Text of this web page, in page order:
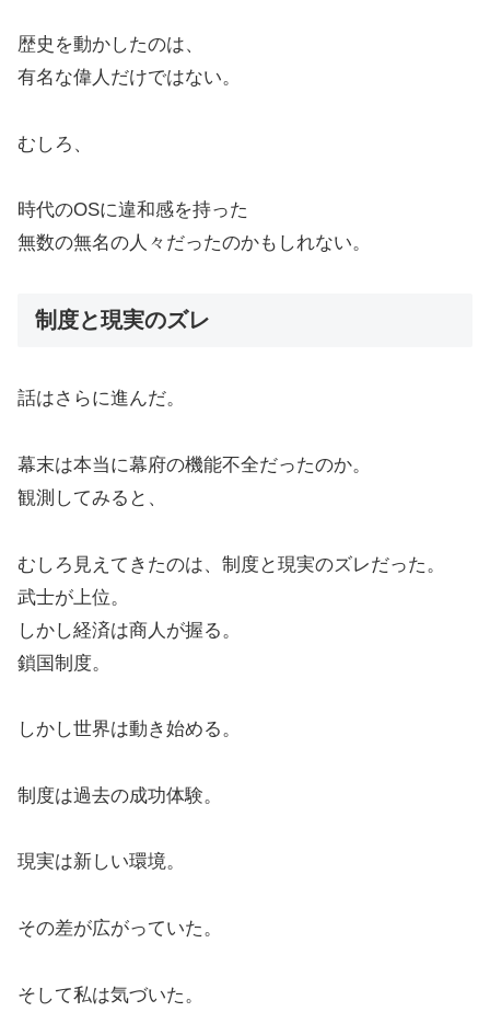
歴史を動かしたのは、
有名な偉人だけではない。
むしろ、
時代のOSに違和感を持った
無数の無名の人々だったのかもしれない。
制度と現実のズレ
話はさらに進んだ。
幕末は本当に幕府の機能不全だったのか。
観測してみると、
むしろ見えてきたのは、制度と現実のズレだった。
武士が上位。
しかし経済は商人が握る。
鎖国制度。
しかし世界は動き始める。
制度は過去の成功体験。
現実は新しい環境。
その差が広がっていた。
そして私は気づいた。